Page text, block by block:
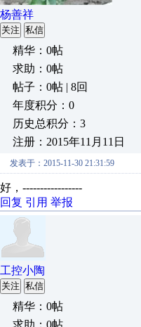
杨善祥
关注 私信
精华：0帖
求助：0帖
帖子：0帖 | 8回
年度积分：0
历史总积分：3
注册：2015年11月11日
发表于：2015-11-30 21:31:59
好，-----------------
回复 引用 举报
工控小陶
关注 私信
精华：0帖
求助：0帖